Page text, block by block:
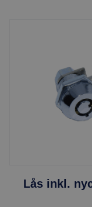
Lås inkl.